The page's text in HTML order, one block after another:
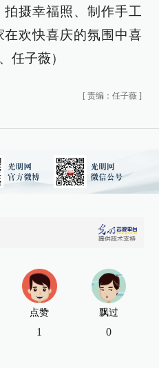
摄幸福照、制作手工
欢快喜庆的氛围中喜
任子薇）
[ 责编：任子薇 ]
点赞
1
飘过
0